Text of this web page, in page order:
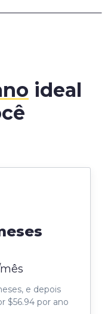
ideal
e depois
$56.94 por ano